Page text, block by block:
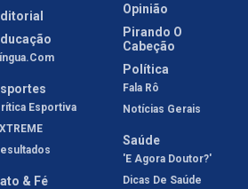
Esportiva
& Fé
Opinião
Pirando O
Cabeção
Política
Fala Rô
Notícias Gerais
Saúde
'E Agora Doutor?'
Dicas De Saúde